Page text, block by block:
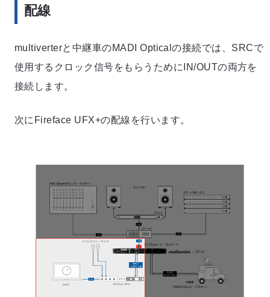
配線
multiverterと中継車のMADI Opticalの接続では、SRCで
使用するクロック信号をもらうためにIN/OUTの両方を
接続します。
次にFireface UFX+の配線を行います。